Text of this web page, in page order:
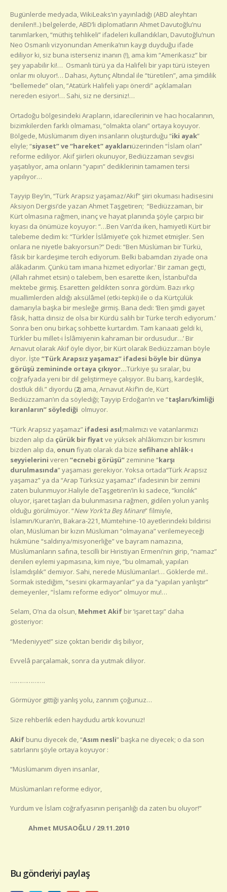
Bugünlerde medyada, WikiLeaks’ın yayınladığı (ABD aleyhtarı
denilen!!..) belgelerde, ABD’li diplomatların Ahmet Davutoğlu’nu
tanımlarken, “müthiş tehlikeli” ifadeleri kullandıkları, Davutoğlu’nun
Neo Osmanlı vizyonundan Amerika’nın kaygı duyduğu ifade
ediliyor ki, siz buna isterseniz inanın (!), ama kim “Amerikasız” bir
şey yapabilir ki!… Osmanlı türü ya da Halifeli bir yapı türü isteyen
onlar mı oluyor!… Dahası, Aytunç Altındal ile “türetilen”, ama şimdilik
“bellemede” olan, “Atatürk Halifeli yapı önerdi” açıklamaları
nereden esiyor!… Sahi, siz ne dersiniz!…
Ortadoğu bölgesindeki Arapların, idarecilerinin ve hacı hocalarının,
bizimkilerden farklı olmaması, “olmakta olanı” ortaya koyuyor.
Bölgede, Müslümanım diyen insanların oluşturduğu “iki ayak”
eliyle; “siyaset” ve “hareket” ayaklarıüzerinden “İslam olan”
reforme ediliyor. Akif şiirleri okunuyor, Bediüzzaman sevgisi
yaşatılıyor, ama onların “yapın” dediklerinin tamamen tersi
yapılıyor…
Tayyip Bey’in, “Türk Arapsız yaşamaz/Akif” şiiri okuması hadisesini
Aksiyon Dergisi’de yazan Ahmet Taşgetiren; “Bediüzzaman, bir
Kürt olmasına rağmen, inanç ve hayat planında şöyle çarpıcı bir
kıyası da önümüze koyuyor: “…Ben Van’da iken, hamiyetli Kürt bir
talebeme dedim ki: “Türkler İslâmiyet’e çok hizmet etmişler. Sen
onlara ne niyetle bakıyorsun?” Dedi: “Ben Müslüman bir Türkü,
fâsık bir kardeşime tercih ediyorum. Belki babamdan ziyade ona
alâkadarım. Çünkü tam imana hizmet ediyorlar.’ Bir zaman geçti,
(Allah rahmet etsin) o talebem, ben esarette iken, İstanbul’da
mektebe girmiş. Esaretten geldikten sonra gördüm. Bazı ırkçı
muallimlerden aldığı aksülâmel (etki-tepki) ile o da Kürtçülük
damarıyla başka bir mesleğe girmiş. Bana dedi: ‘Ben şimdi gayet
fâsık, hatta dinsiz de olsa bir Kürdü salih bir Türke tercih ediyorum.’
Sonra ben onu birkaç sohbette kurtardım. Tam kanaati geldi ki,
Türkler bu millet-i İslâmiyenin kahraman bir ordusudur…’ Bir
Arnavut olarak Akif öyle diyor, bir Kürt olarak Bediüzzaman böyle
diyor. İşte “Türk Arapsız yaşamaz” ifadesi böyle bir dünya
görüşü zemininde ortaya çıkıyor…Türkiye şu sıralar, bu
coğrafyada yeni bir dil geliştirmeye çalışıyor. Bu barış, kardeşlik,
dostluk dili.” diyordu (2) ama, Arnavut Akif’in de, Kürt
Bediüzzaman’ın da söylediği; Tayyip Erdoğan’ın ve “taşları/kimliği
kıranların” söylediği olmuyor.
“Türk Arapsız yaşamaz” ifadesi asıl;malımızı ve vatanlarımızı
bizden alıp da çürük bir fiyat ve yüksek ahlâkımızın bir kısmını
bizden alıp da, onun fiyatı olarak da bize sefihane ahlâk-ı
seyyielerini veren “ecnebi görüşü” zeminine “karşı
durulmasında” yaşaması gerekiyor. Yoksa ortada“Türk Arapsız
yaşamaz” ya da “Arap Türksüz yaşamaz” ifadesinin bir zemini
zaten bulunmuyor.Haliyle deTaşgetiren’in ki sadece, “kırıcılık”
oluyor, işaret taşları da bulunmasına rağmen, gidilen yolun yanlış
olduğu görülmüyor. “New York’ta Beş Minare” filmiyle,
İslamın/Kuran’ın, Bakara-221, Mümtehine-10 ayetlerindeki bildirisi
olan, Müslüman bir kızın Müslüman “olmayana” verilemeyeceği
hükmüne “saldırıya/misyonerliğe” ve bayram namazına,
Müslümanların safına, tescilli bir Hıristiyan Ermeni’nin girip, “namaz”
denilen eylemi yapmasına, kim niye, “bu olmamalı, yapılan
İslamdışılık” demiyor. Sahi, nerede Müslümanlar!… Göklerde mi!..
Sormak istediğim, “sesini çıkarmayanlar” ya da “yapılan yanlıştır”
demeyenler, “İslamı reforme ediyor” olmuyor mu!…
Selam, O’na da olsun, Mehmet Akif bir ‘işaret taşı” daha
gösteriyor:
“Medeniyyet!” size çoktan beridir diş biliyor,
Evvelâ parçalamak, sonra da yutmak diliyor.
……………….
Görmüyor gittiği yanlış yolu, zannım çoğunuz…
Size rehberlik eden haydudu artık kovunuz!
Akif bunu diyecek de, “Asım nesli” başka ne diyecek; o da son
satırlarını şöyle ortaya koyuyor :
“Müslümanım diyen insanlar,
Müslümanları reforme ediyor,
Yurdum ve İslam coğrafyasının perişanlığı da zaten bu oluyor!”
Ahmet MUSAOĞLU / 29.11.2010
Bu gönderiyi paylaş